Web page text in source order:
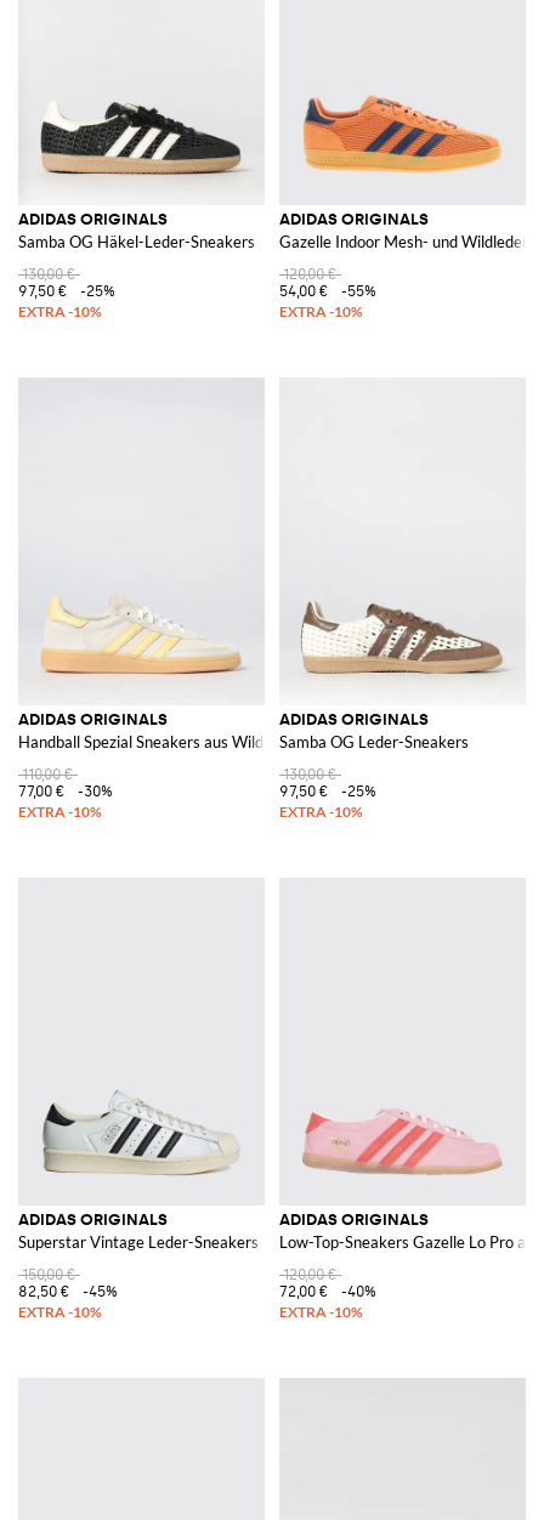
ADIDAS ORIGINALS
Samba OG Häkel-Leder-Sneakers
130,00 €
97,50 €
-25%
ADIDAS ORIGINALS
Gazelle Indoor Mesh- und Wildleder-
120,00 €
54,00 €
-55%
ADIDAS ORIGINALS
Handball Spezial Sneakers aus Wildleder
110,00 €
77,00 €
-30%
ADIDAS ORIGINALS
Samba OG Leder-Sneakers
130,00 €
97,50 €
-25%
ADIDAS ORIGINALS
Superstar Vintage Leder-Sneakers
150,00 €
82,50 €
-45%
ADIDAS ORIGINALS
Low-Top-Sneakers Gazelle Lo Pro
120,00 €
72,00 €
-40%